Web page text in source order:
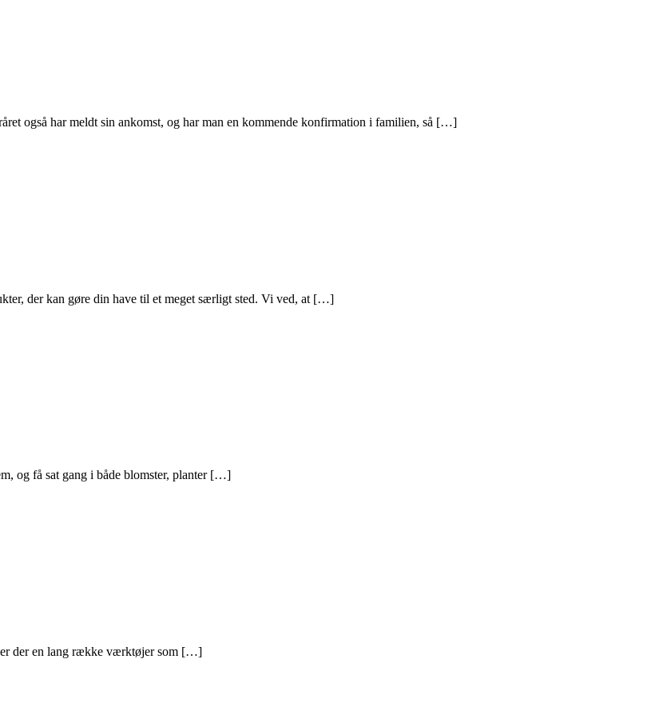
også har meldt sin ankomst, og har man en kommende konfirmation i familien, så […]
der kan gøre din have til et meget særligt sted. Vi ved, at […]
og få sat gang i både blomster, planter […]
er der en lang række værktøjer som […]